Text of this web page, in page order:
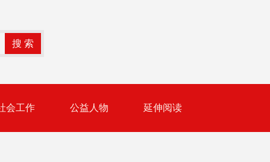
会工作 公益人物 延伸阅读